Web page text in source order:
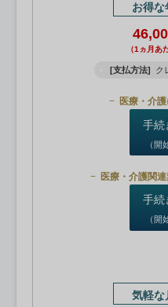
お得な
（1ヵ月あ
[支払方法] ク
医療・介
手続
（開
医療・介護関
手続
（開
気軽な